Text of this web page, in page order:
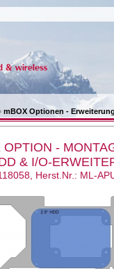
mBOX Optionen -
OPTION -
& I/O-
Herst.Nr.: ML-